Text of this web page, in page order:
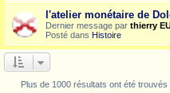
l'atelier monétaire de
Dernier message par thierry
Posté dans Histoire
Plus de 1000 résultats ont été trouvés